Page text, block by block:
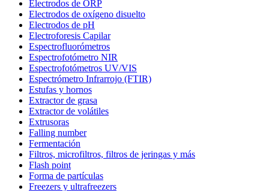
Electrodos de ORP
Electrodos de oxígeno disuelto
Electrodos de pH
Electroforesis Capilar
Espectrofluorómetros
Espectrofotómetro NIR
Espectrofotómetros UV/VIS
Espectrómetro Infrarrojo (FTIR)
Estufas y hornos
Extractor de grasa
Extractor de volátiles
Extrusoras
Falling number
Fermentación
Filtros, microfiltros, filtros de jeringas y más
Flash point
Forma de partículas
Freezers y ultrafreezers